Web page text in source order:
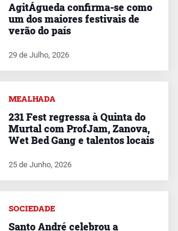
AgitÁgueda confirma-se como
um dos maiores festivais de
verão do país
29 de Julho, 2026
MEALHADA
231 Fest regressa à Quinta do
Murtal com ProfJam, Zanova,
Wet Bed Gang e talentos locais
25 de Junho, 2026
SOCIEDADE
Santo André celebrou a